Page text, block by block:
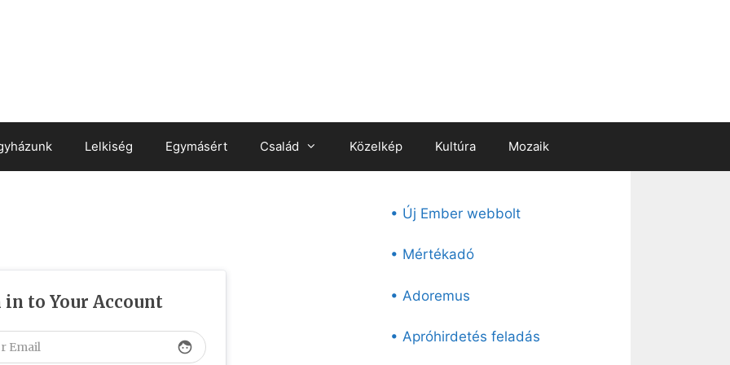
Lelkiség Egymásért Család Közelkép Kultúra Mozaik
in to Your Account
face
• Új Ember webbolt
• Mértékadó
• Adoremus
• Apróhirdetés feladás